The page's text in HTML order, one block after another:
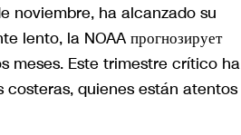
noviembre, ha alcanzado su
la NOAA прогнозирует
meses. Este trimestre crítico ha
quienes están atentos